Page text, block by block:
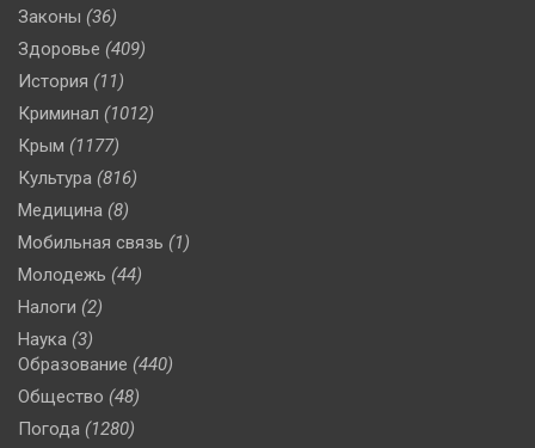
Законы (36)
Здоровье (409)
История (11)
Криминал (1012)
Крым (1177)
Культура (816)
Медицина (8)
Мобильная связь (1)
Молодежь (44)
Налоги (2)
Наука (3)
Образование (440)
Общество (48)
Погода (1280)